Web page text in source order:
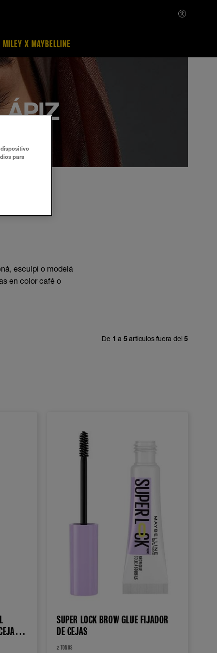
MILEY X MAYBELLINE
esculpí o modelá
en color café o
De 1 a 5artículos fuera del5
SUPER LOCK BROW GLUE FIJADOR
DE CEJAS
2 TONOS
para